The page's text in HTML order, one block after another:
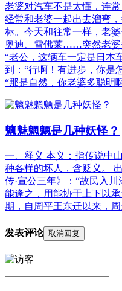
老婆对汽车不是太懂，连
经常和老婆一起出去溜弯
标。今天和往常一样，老
奥迪、雪佛莱……突然老婆
“老公，这辆车一定是日本
到：“行啊！有进步，你是
“那是自然，你老婆多聪明
魑魅魍魉是几种妖怪？
一、释义 本义：指传说中
种各样的坏人，含贬义。
传·宣公三年》：“故民入
能逢之，用能协于上下以
期，自周平王东迁以来，
发表评论 取消回复